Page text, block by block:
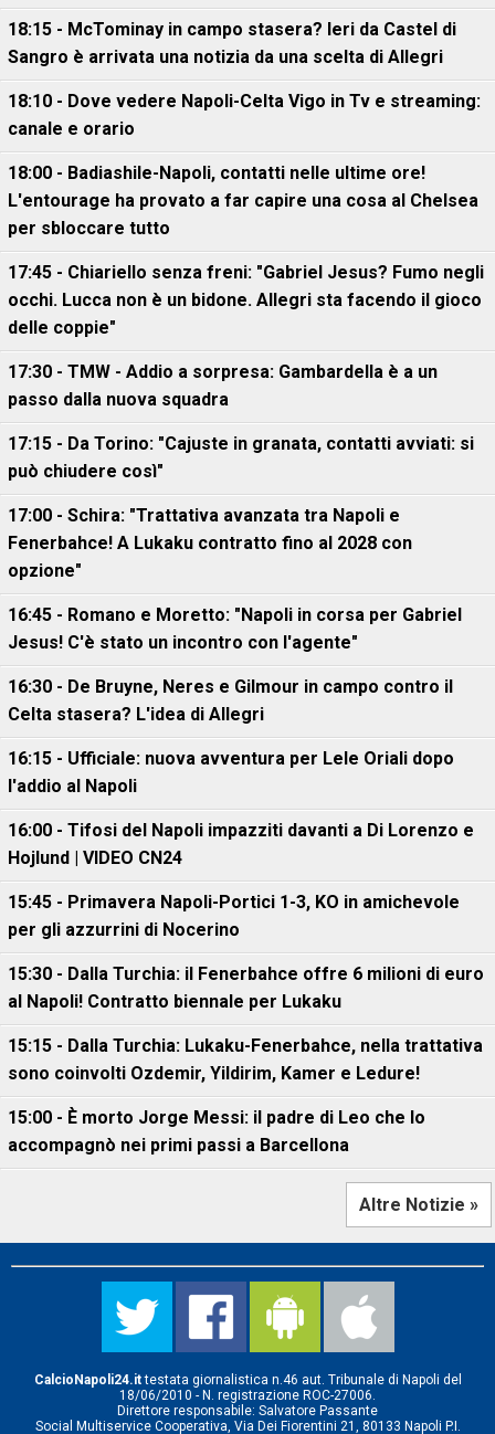
18:15 - McTominay in campo stasera? Ieri da Castel di
Sangro è arrivata una notizia da una scelta di Allegri
18:10 - Dove vedere Napoli-Celta Vigo in Tv e streaming:
canale e orario
18:00 - Badiashile-Napoli, contatti nelle ultime ore!
L'entourage ha provato a far capire una cosa al Chelsea
per sbloccare tutto
17:45 - Chiariello senza freni: "Gabriel Jesus? Fumo negli
occhi. Lucca non è un bidone. Allegri sta facendo il gioco
delle coppie"
17:30 - TMW - Addio a sorpresa: Gambardella è a un
passo dalla nuova squadra
17:15 - Da Torino: "Cajuste in granata, contatti avviati: si
può chiudere così"
17:00 - Schira: "Trattativa avanzata tra Napoli e
Fenerbahce! A Lukaku contratto fino al 2028 con
opzione"
16:45 - Romano e Moretto: "Napoli in corsa per Gabriel
Jesus! C'è stato un incontro con l'agente"
16:30 - De Bruyne, Neres e Gilmour in campo contro il
Celta stasera? L'idea di Allegri
16:15 - Ufficiale: nuova avventura per Lele Oriali dopo
l'addio al Napoli
16:00 - Tifosi del Napoli impazziti davanti a Di Lorenzo e
Hojlund | VIDEO CN24
15:45 - Primavera Napoli-Portici 1-3, KO in amichevole
per gli azzurrini di Nocerino
15:30 - Dalla Turchia: il Fenerbahce offre 6 milioni di euro
al Napoli! Contratto biennale per Lukaku
15:15 - Dalla Turchia: Lukaku-Fenerbahce, nella trattativa
sono coinvolti Ozdemir, Yildirim, Kamer e Ledure!
15:00 - È morto Jorge Messi: il padre di Leo che lo
accompagnò nei primi passi a Barcellona
Altre Notizie »
CalcioNapoli24.ittestata giornalistica n.46 aut. Tribunale di Napoli del
18/06/2010 - N. registrazione ROC-27006.
Direttore responsabile: Salvatore Passante
Social Multiservice Cooperativa, Via Dei Fiorentini 21, 80133 Napoli P.I.